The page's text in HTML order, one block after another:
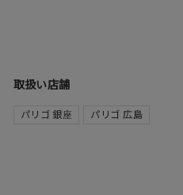
取扱い店舗
パリゴ 銀座 パリゴ 広島